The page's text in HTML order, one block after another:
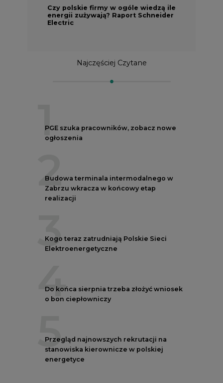
Czy polskie firmy w ogóle wiedzą ile
energii zużywają? Raport Schneider
Electric
Najczęściej Czytane
1
PGE szuka pracowników, zobacz nowe
ogłoszenia
2
Budowa terminala intermodalnego w
Zabrzu wkracza w końcowy etap
realizacji
3
Kogo teraz zatrudniają Polskie Sieci
Elektroenergetyczne
4
Do końca sierpnia trzeba złożyć wniosek
o bon ciepłowniczy
5
Przegląd najnowszych rekrutacji na
stanowiska kierownicze w polskiej
energetyce